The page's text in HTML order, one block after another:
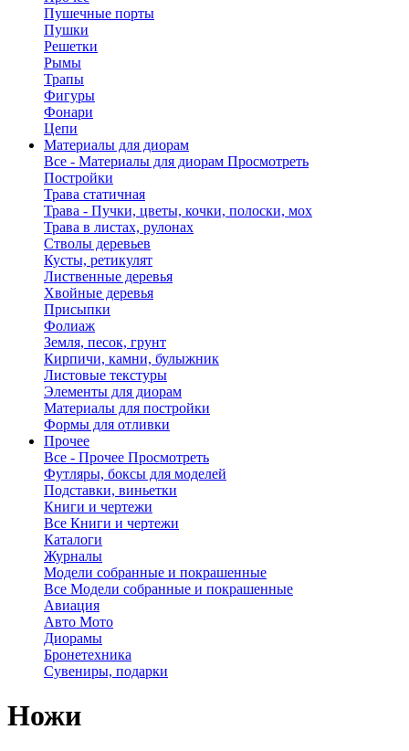
Пушечные порты
Пушки
Решетки
Рымы
Трапы
Фигуры
Фонари
Цепи
Материалы для диорам
Все - Материалы для диорам Просмотреть
Постройки
Трава статичная
Трава - Пучки, цветы, кочки, полоски, мох
Трава в листах, рулонах
Стволы деревьев
Кусты, ретикулят
Лиственные деревья
Хвойные деревья
Присыпки
Фолиаж
Земля, песок, грунт
Кирпичи, камни, булыжник
Листовые текстуры
Элементы для диорам
Материалы для постройки
Формы для отливки
Прочее
Все - Прочее Просмотреть
Футляры, боксы для моделей
Подставки, виньетки
Книги и чертежи
Все Книги и чертежи
Каталоги
Журналы
Модели собранные и покрашенные
Все Модели собранные и покрашенные
Авиация
Авто Мото
Диорамы
Бронетехника
Сувениры, подарки
Ножи